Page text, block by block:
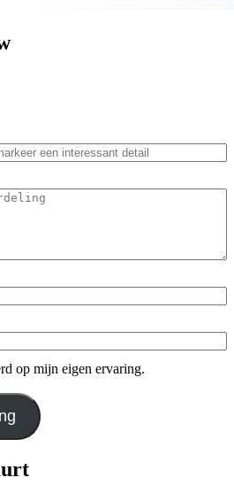
op mijn eigen ervaring.